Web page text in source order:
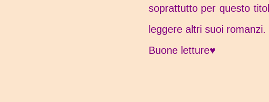
soprattutto per questo
leggere altri suoi romanzi.
Buone letture♥